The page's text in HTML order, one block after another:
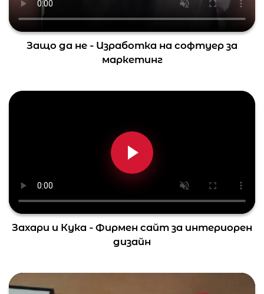
Защо да не - Изработка на софтуер за
маркетинг
Захари и Кука - Фирмен сайт за интериорен
дизайн